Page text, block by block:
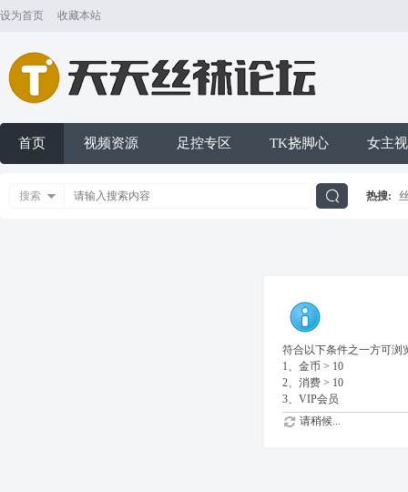
设为首页 收藏本站
首页 视频资源 足控专区 TK挠脚心 女主
搜索 热搜:
符合以下条件之一方可浏
1、金币 > 10
2、消费 > 10
3、VIP会员
请稍候...